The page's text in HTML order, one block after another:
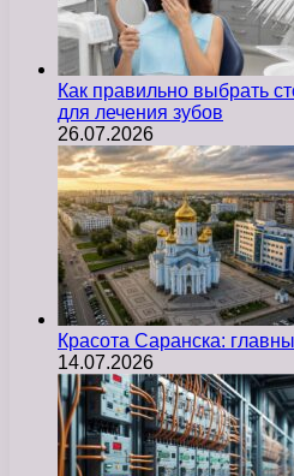
Как правильно выбрать
для лечения зубов
26.07.2026
Красота Саранска:
14.07.2026